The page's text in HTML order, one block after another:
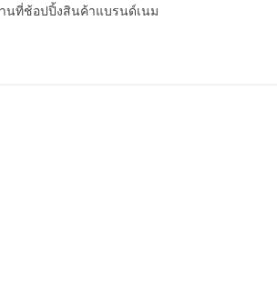
นที่ช้อปปิ้งสินค้าแบรนด์เนม